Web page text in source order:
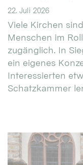
22. Juli 2026
Viele Kirchen
Menschen im
zugänglich. In
ein eigenes
Interessierten
Schatzkammer